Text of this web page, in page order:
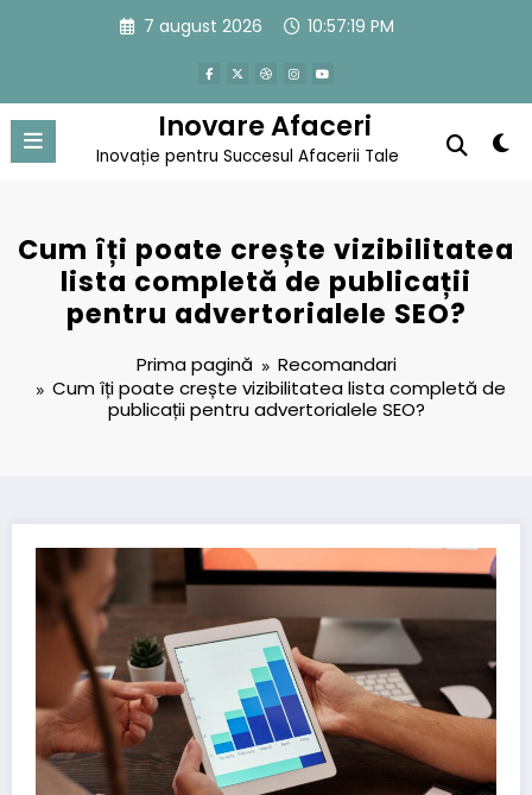
7 august 2026 10:57:20 PM
Inovare Afaceri
Inovație pentru Succesul Afacerii Tale
Cum îți poate crește vizibilitatea
lista completă de publicații
pentru advertorialele SEO?
Prima pagină
Recomandari
Cum îți poate crește vizibilitatea lista completă de
publicații pentru advertorialele SEO?